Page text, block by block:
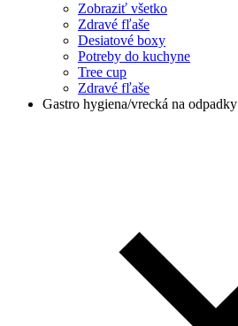
Zobraziť všetko
Zdravé fľaše
Desiatové boxy
Potreby do kuchyne
Tree cup
Zdravé fľaše
Gastro hygiena/vrecká na odpadky